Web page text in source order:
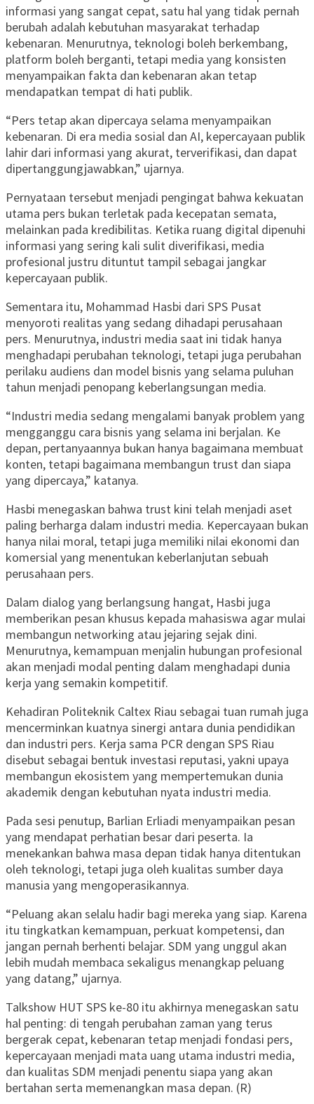
informasi yang sangat cepat, satu hal yang tidak pernah
berubah adalah kebutuhan masyarakat terhadap
kebenaran. Menurutnya, teknologi boleh berkembang,
platform boleh berganti, tetapi media yang konsisten
menyampaikan fakta dan kebenaran akan tetap
mendapatkan tempat di hati publik.
“Pers tetap akan dipercaya selama menyampaikan
kebenaran. Di era media sosial dan AI, kepercayaan publik
lahir dari informasi yang akurat, terverifikasi, dan dapat
dipertanggungjawabkan,” ujarnya.
Pernyataan tersebut menjadi pengingat bahwa kekuatan
utama pers bukan terletak pada kecepatan semata,
melainkan pada kredibilitas. Ketika ruang digital dipenuhi
informasi yang sering kali sulit diverifikasi, media
profesional justru dituntut tampil sebagai jangkar
kepercayaan publik.
Sementara itu, Mohammad Hasbi dari SPS Pusat
menyoroti realitas yang sedang dihadapi perusahaan
pers. Menurutnya, industri media saat ini tidak hanya
menghadapi perubahan teknologi, tetapi juga perubahan
perilaku audiens dan model bisnis yang selama puluhan
tahun menjadi penopang keberlangsungan media.
“Industri media sedang mengalami banyak problem yang
mengganggu cara bisnis yang selama ini berjalan. Ke
depan, pertanyaannya bukan hanya bagaimana membuat
konten, tetapi bagaimana membangun trust dan siapa
yang dipercaya,” katanya.
Hasbi menegaskan bahwa trust kini telah menjadi aset
paling berharga dalam industri media. Kepercayaan bukan
hanya nilai moral, tetapi juga memiliki nilai ekonomi dan
komersial yang menentukan keberlanjutan sebuah
perusahaan pers.
Dalam dialog yang berlangsung hangat, Hasbi juga
memberikan pesan khusus kepada mahasiswa agar mulai
membangun networking atau jejaring sejak dini.
Menurutnya, kemampuan menjalin hubungan profesional
akan menjadi modal penting dalam menghadapi dunia
kerja yang semakin kompetitif.
Kehadiran Politeknik Caltex Riau sebagai tuan rumah juga
mencerminkan kuatnya sinergi antara dunia pendidikan
dan industri pers. Kerja sama PCR dengan SPS Riau
disebut sebagai bentuk investasi reputasi, yakni upaya
membangun ekosistem yang mempertemukan dunia
akademik dengan kebutuhan nyata industri media.
Pada sesi penutup, Barlian Erliadi menyampaikan pesan
yang mendapat perhatian besar dari peserta. Ia
menekankan bahwa masa depan tidak hanya ditentukan
oleh teknologi, tetapi juga oleh kualitas sumber daya
manusia yang mengoperasikannya.
“Peluang akan selalu hadir bagi mereka yang siap. Karena
itu tingkatkan kemampuan, perkuat kompetensi, dan
jangan pernah berhenti belajar. SDM yang unggul akan
lebih mudah membaca sekaligus menangkap peluang
yang datang,” ujarnya.
Talkshow HUT SPS ke-80 itu akhirnya menegaskan satu
hal penting: di tengah perubahan zaman yang terus
bergerak cepat, kebenaran tetap menjadi fondasi pers,
kepercayaan menjadi mata uang utama industri media,
dan kualitas SDM menjadi penentu siapa yang akan
bertahan serta memenangkan masa depan. (R)